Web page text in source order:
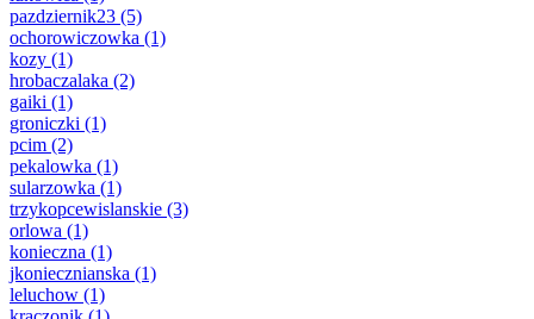
pazdziernik23 (5)
ochorowiczowka (1)
kozy (1)
hrobaczalaka (2)
gaiki (1)
groniczki (1)
pcim (2)
pekalowka (1)
sularzowka (1)
trzykopcewislanskie (3)
orlowa (1)
konieczna (1)
jkoniecznianska (1)
leluchow (1)